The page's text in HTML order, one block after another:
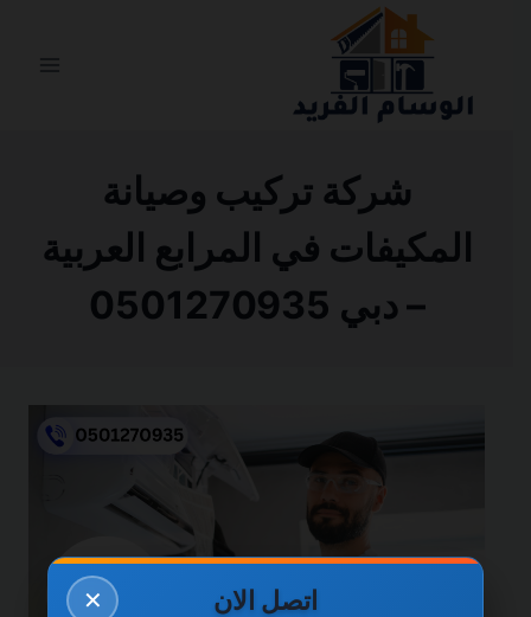
شركة تركيب وصيانة
المكيفات في المرابع العربية
– دبي 0501270935
✕ اتصل الان